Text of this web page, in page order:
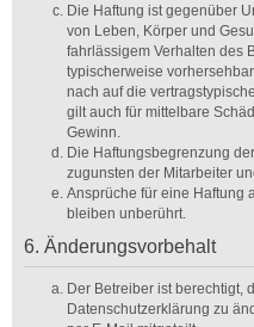
Die Haftung ist gegenüber
von Leben, Körper und
fahrlässigem Verhalten des
typischerweise
nach auf die
gilt auch für mittelbare
Gewinn.
Die Haftungsbegrenzung
zugunsten der Mitarbeiter
Ansprüche für eine Haftung
bleiben unberührt.
6. Änderungsvorbehalt
Der Betreiber ist berechtigt,
Datenschutzerklärung zu